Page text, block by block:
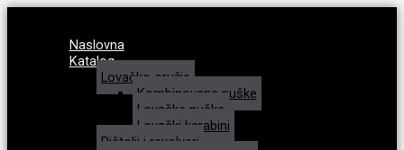
Naslovna
Katalog
Lovačko oružje
Kombinovane puške
Lovačke puške
Lovački karabini
Pištolji i revolveri